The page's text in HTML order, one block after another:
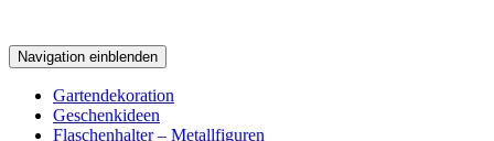
Navigation einblenden
Gartendekoration
Geschenkideen
Flaschenhalter – Metallfiguren